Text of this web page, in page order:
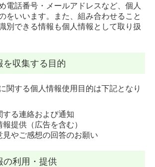
電話番号・メールアドレスなど、個人
をいいます。また、組み合わせること
別できる情報も個人情報として取り扱
を収集する目的
関する個人情報使用目的は下記となり
する連絡および通知
提供（広告を含む）
見やご感想の回答のお願い
の利用・提供